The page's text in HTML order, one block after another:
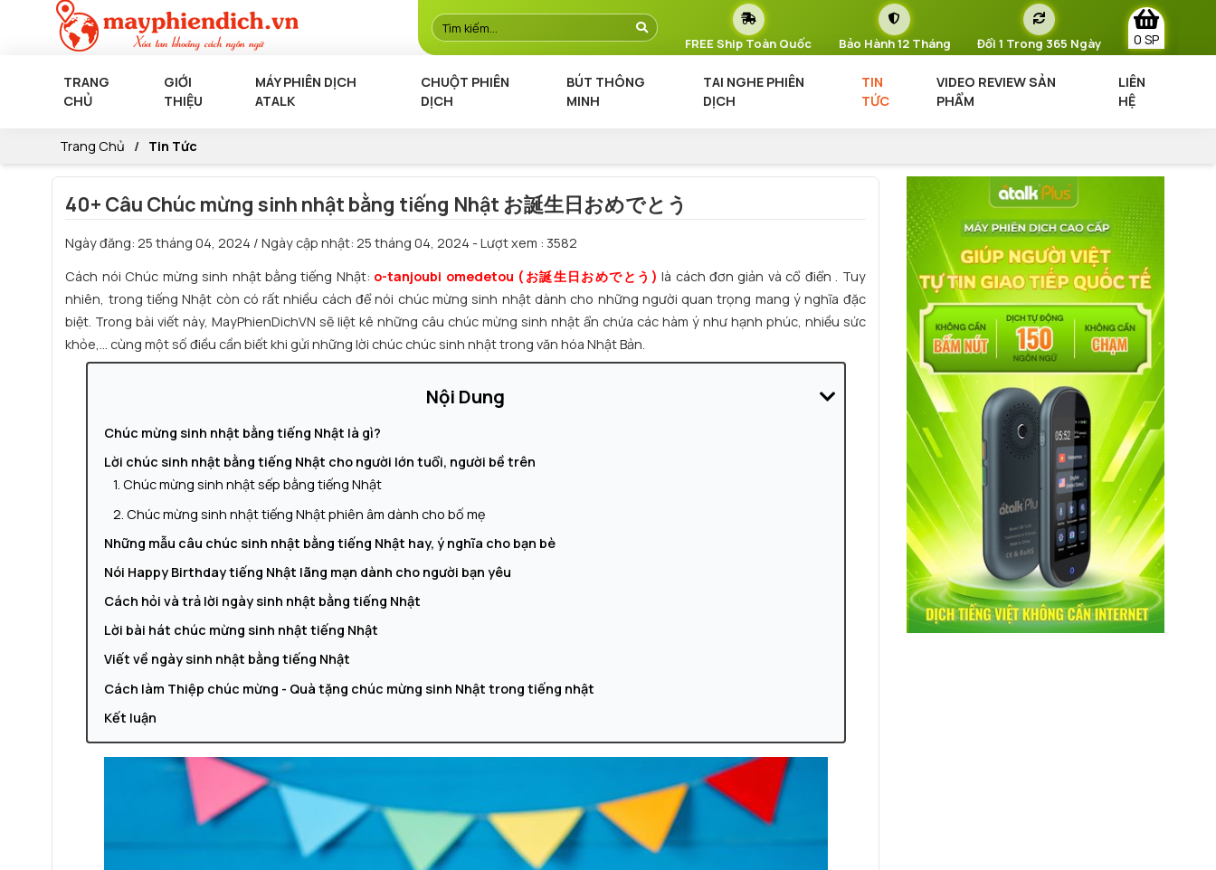
FREE Ship Toàn Quốc Bảo Hành 12 Tháng Đổi 1 Trong 365 Ngày 0 SP
TRANG
CHỦ
GIỚI
THIỆU
MÁY PHIÊN DỊCH
ATALK
CHUỘT PHIÊN
DỊCH
BÚT THÔNG
MINH
TAI NGHE PHIÊN
DỊCH
TIN
TỨC
VIDEO REVIEW SẢN
PHẨM
LIÊN
HỆ
Trang Chủ Tin Tức
40+ Câu Chúc mừng sinh nhật bằng tiếng Nhật お誕生日おめでとう
Ngày đăng: 25 tháng 04, 2024 / Ngày cập nhật: 25 tháng 04, 2024 - Lượt xem : 3582
Cách nói Chúc mừng sinh nhật bằng tiếng Nhật: o-tanjoubi omedetou (お誕生日おめでとう) là cách đơn giản và cổ điển . Tuy
nhiên, trong tiếng Nhật còn có rất nhiều cách để nói chúc mừng sinh nhật dành cho những người quan trọng mang ý nghĩa đặc
biệt. Trong bài viết này, MayPhienDichVN sẽ liệt kê những câu chúc mừng sinh nhật ẩn chứa các hàm ý như hạnh phúc, nhiều sức
khỏe,... cùng một số điều cần biết khi gửi những lời chúc chúc sinh nhật trong văn hóa Nhật Bản.
Nội Dung
Chúc mừng sinh nhật bằng tiếng Nhật là gì?
Lời chúc sinh nhật bằng tiếng Nhật cho người lớn tuổi, người bề trên
1.Chúc mừng sinh nhật sếp bằng tiếng Nhật
2.Chúc mừng sinh nhật tiếng Nhật phiên âm dành cho bố mẹ
Những mẫu câu chúc sinh nhật bằng tiếng Nhật hay, ý nghĩa cho bạn bè
Nói Happy Birthday tiếng Nhật lãng mạn dành cho người bạn yêu
Cách hỏi và trả lời ngày sinh nhật bằng tiếng Nhật
Lời bài hát chúc mừng sinh nhật tiếng Nhật
Viết về ngày sinh nhật bằng tiếng Nhật
Cách làm Thiệp chúc mừng - Quà tặng chúc mừng sinh Nhật trong tiếng nhật
Kết luận